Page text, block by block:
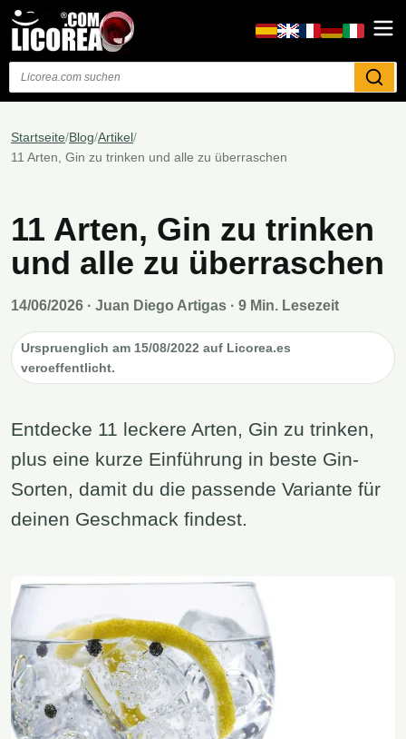
Suchen
Startseite/Blog/Artikel/
11 Arten, Gin zu trinken und alle zu überraschen
11 Arten, Gin zu trinken
und alle zu überraschen
14/06/2026 · Juan Diego Artigas · 9 Min. Lesezeit
Urspruenglich am 15/08/2022 auf Licorea.es
veroeffentlicht.
Entdecke 11 leckere Arten, Gin zu trinken,
plus eine kurze Einführung in beste Gin-
Sorten, damit du die passende Variante für
deinen Geschmack findest.